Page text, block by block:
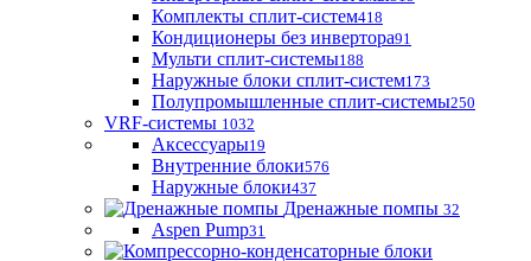
Комплекты сплит-систем418
Кондиционеры без инвертора91
Мульти сплит-системы188
Наружные блоки сплит-систем173
Полупромышленные сплит-системы250
VRF-системы 1032
Аксессуары19
Внутренние блоки576
Наружные блоки437
Дренажные помпы 32
Aspen Pump31